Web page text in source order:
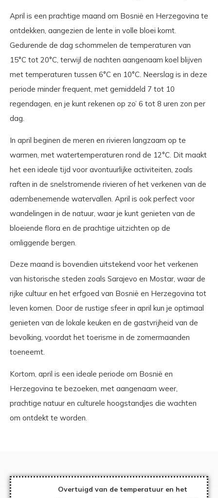
April is een prachtige maand om Bosnië en Herzegovina te
ontdekken, aangezien de lente in volle bloei komt.
Gedurende de dag schommelen de temperaturen van
15°C tot 20°C, terwijl de nachten aangenaam koel blijven
met temperaturen tussen 6°C en 10°C. Neerslag is in deze
periode minder frequent, met gemiddeld 7 tot 10
regendagen, en je kunt rekenen op zo’ 6 tot 8 uren zon per
dag.
In april beginen de meren en rivieren langzaam op te
warmen, met watertemperaturen rond de 12°C. Dit maakt
het een ideale tijd voor avontuurlijke activiteiten, zoals
raften in de snelstromende rivieren of het verkenen van de
adembenemende watervallen. April is ook perfect voor
wandelingen in de natuur, waar je kunt genieten van de
bloeiende flora en de prachtige uitzichten op de
omliggende bergen.
Deze maand is bovendien uitstekend voor het verkenen
van historische steden zoals Sarajevo en Mostar, waar de
rijke cultuur en het erfgoed van Bosnië en Herzegovina tot
leven komen. Door de rustige sfeer in april kun je optimaal
genieten van de lokale keuken en de gastvrijheid van de
bevolking, voordat het toerisme in de zomermaanden
toeneemt.
Kortom, april is een ideale periode om Bosnië en
Herzegovina te bezoeken, met aangenaam weer,
prachtige natuur en culturele hoogstandjes die wachten
om ontdekt te worden.
Overtuigd van de temperatuur en het